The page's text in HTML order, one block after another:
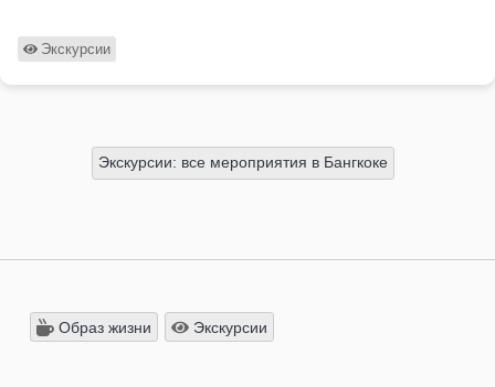
Экскурсии
Экскурсии: все мероприятия в Бангкоке
Образ жизни Экскурсии